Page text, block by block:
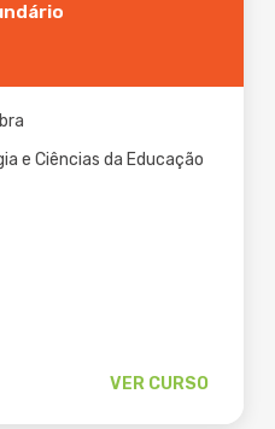
e Ciências da Educação
VER CURSO